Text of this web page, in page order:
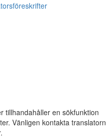
tillhandahåller en sökfunktion
Vänligen kontakta translatorn